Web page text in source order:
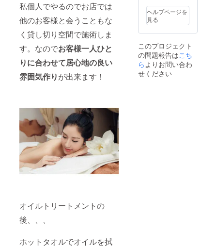
私個人でやるのでお店では
他のお客様と会うこともな
く貸し切り空間で施術しま
す。なのでお客様一人ひと
りに合わせて居心地の良い
雰囲気作りが出来ます！
オイルトリートメントの
後、、、
ホットタオルでオイルを拭
ヘルプページを
見る
このプロジェクト
の問題報告はこち
ら よりお問い合わ
せください